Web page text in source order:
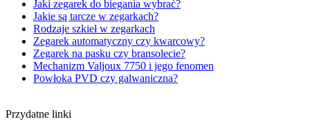
Jaki zegarek do biegania wybrać?
Jakie są tarcze w zegarkach?
Rodzaje szkieł w zegarkach
Zegarek automatyczny czy kwarcowy?
Zegarek na pasku czy bransolecie?
Mechanizm Valjoux 7750 i jego fenomen
Powłoka PVD czy galwaniczna?
Przydatne linki